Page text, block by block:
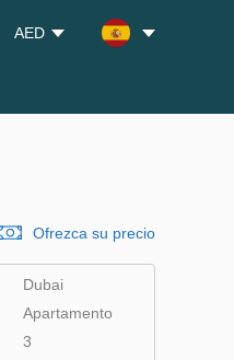
AED
Ofrezca su precio
Dubai
Apartamento
3